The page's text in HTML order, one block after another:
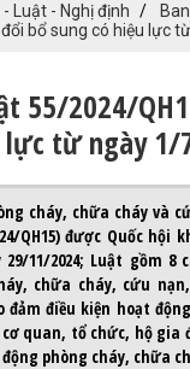
- Luật - Nghị định
bổ sung có hiệu lực
55/2024/
lực từ ngày 1/
cháy, chữa cháy và
QH15) được Quốc hội
11/2024; Luật gồm 8
chữa cháy, cứu
đảm điều kiện hoạt
quan, tổ chức, hộ gia
phòng cháy, chữa